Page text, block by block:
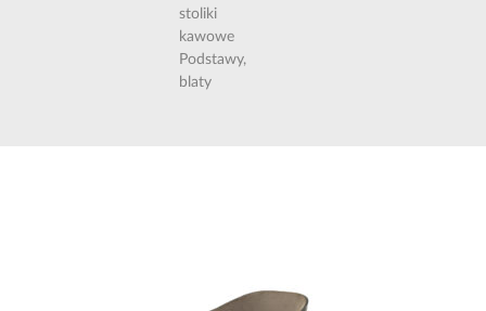
stoliki
kawowe
Podstawy,
blaty